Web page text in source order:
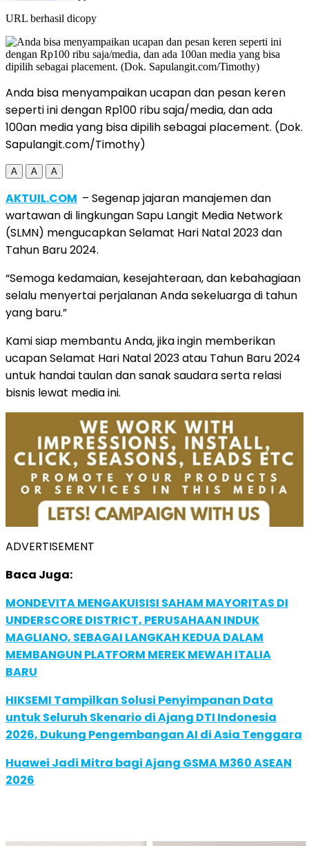
URL berhasil dicopy
Anda bisa menyampaikan ucapan dan pesan keren
seperti ini dengan Rp100 ribu saja/media, dan ada
100an media yang bisa dipilih sebagai placement. (Dok.
Sapulangit.com/Timothy)
A A A
AKTUIL.COM – Segenap jajaran manajemen dan
wartawan di lingkungan Sapu Langit Media Network
(SLMN) mengucapkan Selamat Hari Natal 2023 dan
Tahun Baru 2024.
“Semoga kedamaian, kesejahteraan, dan kebahagiaan
selalu menyertai perjalanan Anda sekeluarga di tahun
yang baru.”
Kami siap membantu Anda, jika ingin memberikan
ucapan Selamat Hari Natal 2023 atau Tahun Baru 2024
untuk handai taulan dan sanak saudara serta relasi
bisnis lewat media ini.
ADVERTISEMENT
Baca Juga:
MONDEVITA MENGAKUISISI SAHAM MAYORITAS DI
UNDERSCORE DISTRICT, PERUSAHAAN INDUK
MAGLIANO, SEBAGAI LANGKAH KEDUA DALAM
MEMBANGUN PLATFORM MEREK MEWAH ITALIA
BARU
HIKSEMI Tampilkan Solusi Penyimpanan Data
untuk Seluruh Skenario di Ajang DTI Indonesia
2026, Dukung Pengembangan AI di Asia Tenggara
Huawei Jadi Mitra bagi Ajang GSMA M360 ASEAN
2026